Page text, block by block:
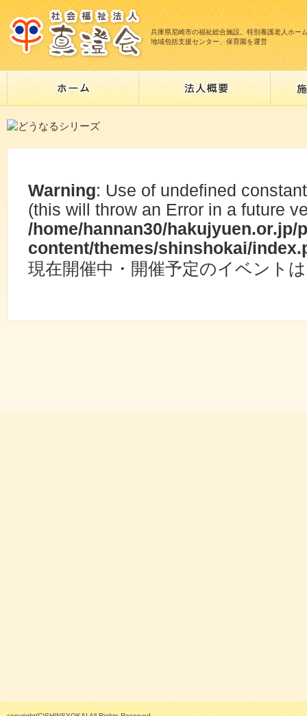
兵庫県尼崎市の福祉総合施設。特別養護老人ホー
地域包括支援センター、保育園を運営
Warning: Use of undefined
(this will throw an Error in a future
/home/hannan30/
content/themes/shinshokai/
現在開催中・開催予定のイベント